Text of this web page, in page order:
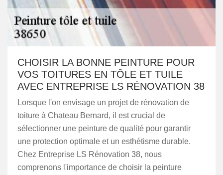
CHOISIR LA BONNE PEINTURE POUR
VOS TOITURES EN TÔLE ET TUILE
AVEC ENTREPRISE LS RÉNOVATION 38
Lorsque l'on envisage un projet de rénovation de
toiture à Chateau Bernard, il est crucial de
sélectionner une peinture de qualité pour garantir
une protection optimale et un esthétisme durable.
Chez Entreprise LS Rénovation 38, nous
comprenons l'importance de choisir la peinture